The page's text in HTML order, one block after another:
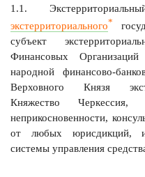
1.1. Экстерриториальный
экстерриториального*
субъект
Финансовых
народной финансово-
Верховного Князя
Княжество
неприкосновенности,
от любых юрисдикций,
системы управления